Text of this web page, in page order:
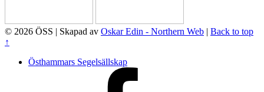
© 2026 ÖSS | Skapad av Oskar Edin - Northern Web | Back to top
↑
Östhammars Segelsällskap